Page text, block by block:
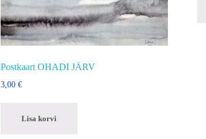
Postkaart OHADI JÄRV
3,00€
Lisa korvi